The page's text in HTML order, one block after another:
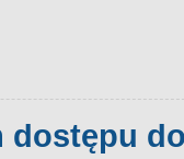
dostępu